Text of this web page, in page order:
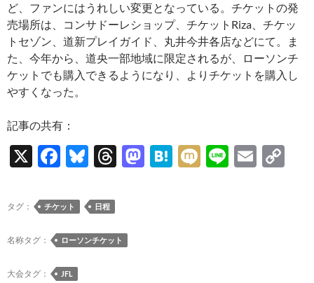
ど、ファンにはうれしい変更となっている。チケットの発
売場所は、コンサドーレショップ、チケットRiza、チケッ
トセゾン、道新プレイガイド、丸井今井各店などにて。ま
た、今年から、道央一部地域に限定されるが、ローソンチ
ケットでも購入できるようになり、よりチケットを購入し
やすくなった。
記事の共有：
X
F
e
o
o
Bl
es
y
T
ds
M H
M Li
E
タグ： チケット 日程
名称タグ： ローソンチケット
大会タグ： JFL